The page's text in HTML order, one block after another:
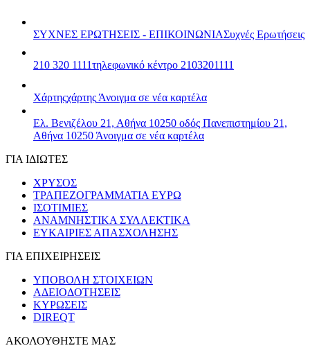
ΣΥΧΝΕΣ ΕΡΩΤΗΣΕΙΣ - ΕΠΙΚΟΙΝΩΝΙΑΣυχνές Ερωτήσεις
210 320 1111τηλεφωνικό κέντρο 2103201111
Χάρτηςχάρτης Άνοιγμα σε νέα καρτέλα
Ελ. Βενιζέλου 21, Αθήνα 10250 οδός Πανεπιστημίου 21,
Αθήνα 10250 Άνοιγμα σε νέα καρτέλα
ΓΙΑ ΙΔΙΩΤΕΣ
ΧΡΥΣΟΣ
ΤΡΑΠΕΖΟΓΡΑΜΜΑΤΙΑ ΕΥΡΩ
ΙΣΟΤΙΜΙΕΣ
ΑΝΑΜΝΗΣΤΙΚΑ ΣΥΛΛΕΚΤΙΚΑ
ΕΥΚΑΙΡΙΕΣ ΑΠΑΣΧΟΛΗΣΗΣ
ΓΙΑ ΕΠΙΧΕΙΡΗΣΕΙΣ
ΥΠΟΒΟΛΗ ΣΤΟΙΧΕΙΩΝ
ΑΔΕΙΟΔΟΤΗΣΕΙΣ
ΚΥΡΩΣΕΙΣ
DIREQT
ΑΚΟΛΟΥΘΗΣΤΕ ΜΑΣ